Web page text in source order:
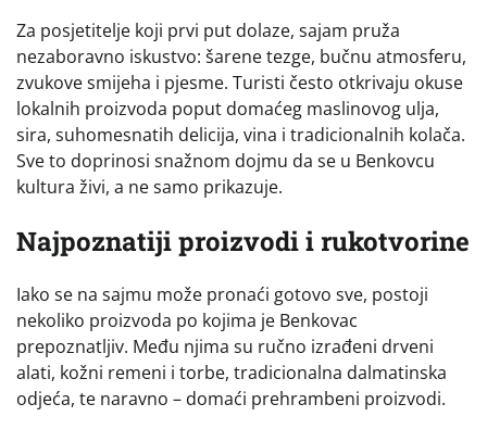
Za posjetitelje koji prvi put dolaze, sajam pruža
nezaboravno iskustvo: šarene tezge, bučnu atmosferu,
zvukove smijeha i pjesme. Turisti često otkrivaju okuse
lokalnih proizvoda poput domaćeg maslinovog ulja,
sira, suhomesnatih delicija, vina i tradicionalnih kolača.
Sve to doprinosi snažnom dojmu da se u Benkovcu
kultura živi, a ne samo prikazuje.
Najpoznatiji proizvodi i rukotvorine
Iako se na sajmu može pronaći gotovo sve, postoji
nekoliko proizvoda po kojima je Benkovac
prepoznatljiv. Među njima su ručno izrađeni drveni
alati, kožni remeni i torbe, tradicionalna dalmatinska
odjeća, te naravno – domaći prehrambeni proizvodi.